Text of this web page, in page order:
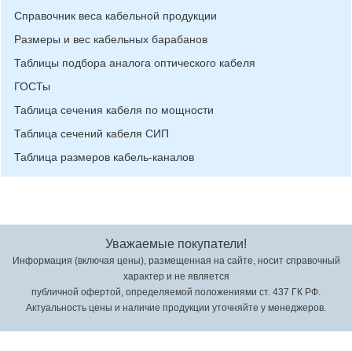
Справочник веса кабельной продукции
Размеры и вес кабельных барабанов
Таблицы подбора аналога оптического кабеля
ГОСТы
Таблица сечения кабеля по мощности
Таблица сечений кабеля СИП
Таблица размеров кабель-каналов
Уважаемые покупатели!
Информация (включая цены), размещенная на сайте, носит справочный
характер и не является
публичной офертой, определяемой положениями ст. 437 ГК РФ.
Актуальность цены и наличие продукции уточняйте у менеджеров.